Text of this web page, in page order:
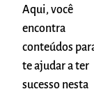
Aqui, você
encontra
conteúdos
te ajudar a ter
sucesso nesta